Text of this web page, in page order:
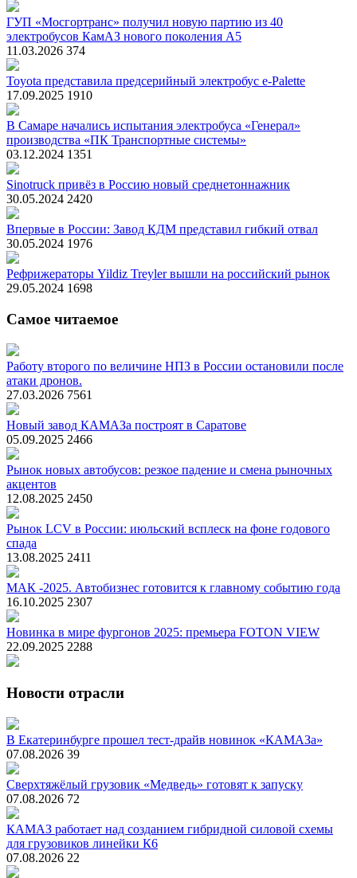
ГУП «Мосгортранс» получил новую партию из 40
электробусов КамАЗ нового поколения А5
11.03.2026 374
Toyota представила предсерийный электробус e-Palette
17.09.2025 1910
В Самаре начались испытания электробуса «Генерал»
производства «ПК Транспортные системы»
03.12.2024 1351
Sinotruck привёз в Россию новый среднетоннажник
30.05.2024 2420
Впервые в России: Завод КДМ представил гибкий отвал
30.05.2024 1976
Рефрижераторы Yildiz Treyler вышли на российский рынок
29.05.2024 1698
Самое читаемое
Работу второго по величине НПЗ в России остановили после
атаки дронов.
27.03.2026 7561
Новый завод КАМАЗа построят в Саратове
05.09.2025 2466
Рынок новых автобусов: резкое падение и смена рыночных
акцентов
12.08.2025 2450
Рынок LCV в России: июльский всплеск на фоне годового
спада
13.08.2025 2411
МАК -2025. Автобизнес готовится к главному событию года
16.10.2025 2307
Новинка в мире фургонов 2025: премьера FOTON VIEW
22.09.2025 2288
Новости отрасли
В Екатеринбурге прошел тест-драйв новинок «КАМАЗа»
07.08.2026 39
Сверхтяжёлый грузовик «Медведь» готовят к запуску
07.08.2026 72
КАМАЗ работает над созданием гибридной силовой схемы
для грузовиков линейки К6
07.08.2026 22